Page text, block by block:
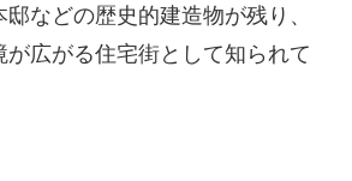
などの歴史的建造物が残り、
広がる住宅街として知られて